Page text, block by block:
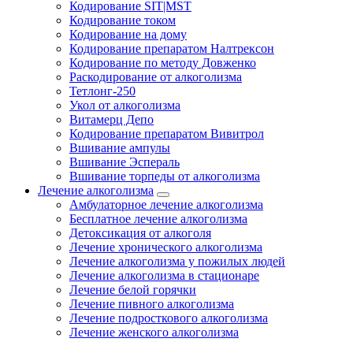
Кодирование SIT|MST
Кодирование током
Кодирование на дому
Кодирование препаратом Налтрексон
Кодирование по методу Довженко
Раскодирование от алкоголизма
Тетлонг-250
Укол от алкоголизма
Витамерц Депо
Кодирование препаратом Вивитрол
Вшивание ампулы
Вшивание Эспераль
Вшивание торпеды от алкоголизма
Лечение алкоголизма
Амбулаторное лечение алкоголизма
Бесплатное лечение алкоголизма
Детоксикация от алкоголя
Лечение хронического алкоголизма
Лечение алкоголизма у пожилых людей
Лечение алкоголизма в стационаре
Лечение белой горячки
Лечение пивного алкоголизма
Лечение подросткового алкоголизма
Лечение женского алкоголизма